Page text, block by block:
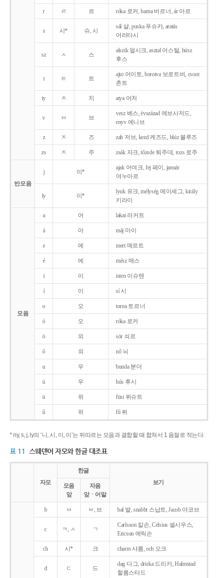
r ㄹ 르 róka 로커, barna 버르너, ár 아르
s 시* 슈, 시
sál 샬, puska 푸슈카, aratás
어러타시
sz ㅅ 스
alszik 얼시크, asztal 어스털, húsz
후스
t ㅌ 트
ajto 어이토, borotva 보로트버, csont
촌트
ty ㅊ 치 atya 어처
v ㅂ 브
vesz 베스, évszázad 에브사저드,
enyv 에니브
z ㅈ 즈 zab 저브, kezd 케즈드, blúz 블루즈
zs ㅈ 주 zsák 자크, tőzsde 퇴주데, rozs 로주
반모음
j 이*
ajak 어여크, fej 페이, január
여누아르
ly 이*
lyuk 유크, mélység 메이셰그, király
키라이
모음
a 어 lakat 러커트
á 아 máj 마이
e 에 mert 메르트
é 에 mész 메스
i 이 isten 이슈텐
í 이 sí 시
o 오 torna 토르너
ó 오 róka 로커
ö 외 sör 쇠르
ő 외 nő 뇌
u 우 bunda 분더
ú 우 hús 후시
ü 위 füst 퓌슈트
ű 위 fű 퓌
* ny, s, j, ly의 ‘니, 시, 이, 이’는 뒤따르는 모음과 결합할 때 합쳐서 1 음절로 적는다.
표 11 스웨덴어 자모와 한글 대조표
자모
한글
보기
모음
앞
자음
앞ㆍ어말
b ㅂ ㅂ, 브 bal 발, snabbt 스납트, Jacob 야코브
c ㅋ, ㅅ ㄱ
Carlsson 칼손, Celsius 셀시우스,
Ericson 에릭손
ch 시* 크 charm 샤름, och 오크
d ㄷ 드
dag 다그, dricka 드리카, Halmstad
할름스타드